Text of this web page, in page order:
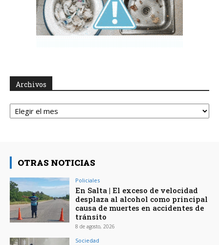
Archivos
Archivos
OTRAS NOTICIAS
Policiales
En Salta | El exceso de velocidad
desplaza al alcohol como principal
causa de muertes en accidentes de
tránsito
8 de agosto, 2026
Sociedad